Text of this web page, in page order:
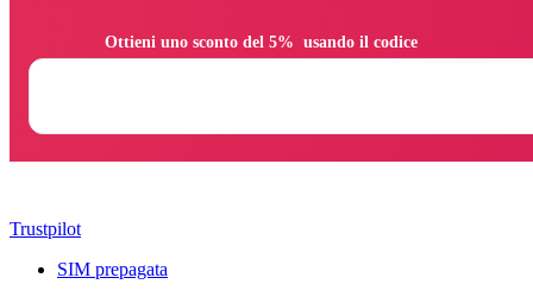
Trustpilot
SIM prepagata